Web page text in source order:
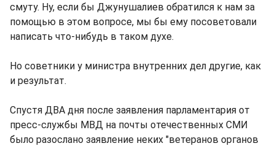
смуту. Ну, если бы Джунушалиев обратился к нам за
помощью в этом вопросе, мы бы ему посоветовали
написать что-нибудь в таком духе.
Но советники у министра внутренних дел другие, как
и результат.
Спустя ДВА дня после заявления парламентария от
пресс-службы МВД на почты отечественных СМИ
было разослано заявление неких "ветеранов органов